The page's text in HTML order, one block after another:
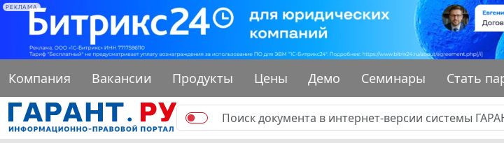
РЕКЛАМА
Компания Вакансии Продукты Цены Демо Семинары Стать